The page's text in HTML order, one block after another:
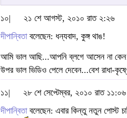
১০|
২১ শে আগস্ট, ২০১০ রাত ২:২৬
দীপান্বিতাবলেছেন: ধন্যবাদ, কুঙ্গ থাঙ!
আমি ভাল আছি...আপনি ব্লগে আসেন না কেন!
উপর ভাল ভিডিও পেলে দেবেন...বেশ রাধা-
১১|
২৮ শে সেপ্টেম্বর, ২০১০ রাত ১১:০৬
দীপান্বিতাবলেছেন: এবার কিন্তু নতুন পোস্ট